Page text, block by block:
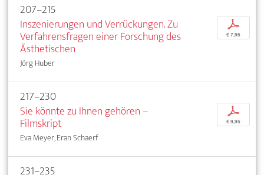
207–215
Inszenierungen und Verrückungen. Zu
Verfahrensfragen einer Forschung des
Ästhetischen
Jörg Huber
p
€ 7,95
217–230
Sie könnte zu Ihnen gehören –
Filmskript
Eva Meyer, Eran Schaerf
p
€ 9,95